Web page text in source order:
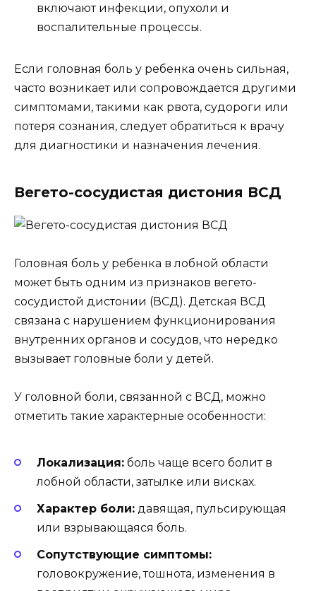
включают инфекции, опухоли и
воспалительные процессы.
Если головная боль у ребенка очень сильная,
часто возникает или сопровождается другими
симптомами, такими как рвота, судороги или
потеря сознания, следует обратиться к врачу
для диагностики и назначения лечения.
Вегето-сосудистая дистония ВСД
Головная боль у ребёнка в лобной области
может быть одним из признаков вегето-
сосудистой дистонии (ВСД). Детская ВСД
связана с нарушением функционирования
внутренних органов и сосудов, что нередко
вызывает головные боли у детей.
У головной боли, связанной с ВСД, можно
отметить такие характерные особенности:
Локализация: боль чаще всего болит в
лобной области, затылке или висках.
Характер боли: давящая, пульсирующая
или взрывающаяся боль.
Сопутствующие симптомы:
головокружение, тошнота, изменения в